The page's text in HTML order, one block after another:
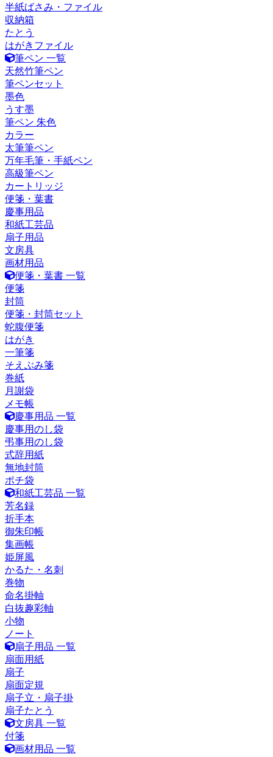
半紙ばさみ・ファイル
収納箱
たとう
はがきファイル
筆ペン 一覧
天然竹筆ペン
筆ペンセット
墨色
うす墨
筆ペン 朱色
カラー
太筆筆ペン
万年毛筆・手紙ペン
高級筆ペン
カートリッジ
便箋・葉書
慶事用品
和紙工芸品
扇子用品
文房具
画材用品
便箋・葉書 一覧
便箋
封筒
便箋・封筒セット
蛇腹便箋
はがき
一筆箋
そえぶみ箋
巻紙
月謝袋
メモ帳
慶事用品 一覧
慶事用のし袋
弔事用のし袋
式辞用紙
無地封筒
ポチ袋
和紙工芸品 一覧
芳名録
折手本
御朱印帳
集画帳
姫屏風
かるた・名刺
巻物
命名掛軸
白抜趣彩軸
小物
ノート
扇子用品 一覧
扇面用紙
扇子
扇面定規
扇子立・扇子掛
扇子たとう
文房具 一覧
付箋
画材用品 一覧